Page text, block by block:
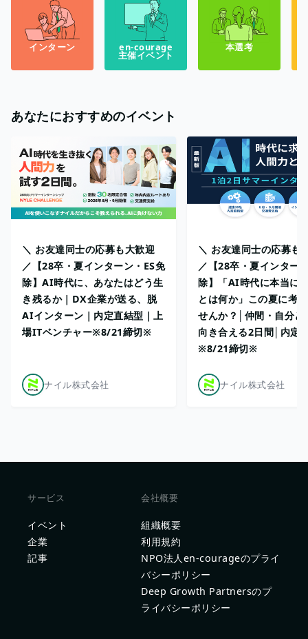
インターン en-courage
主催イベント
本選考
あなたにおすすめのイベント
＼ お友達同士の応募も大歓迎
／【28卒・夏インターン・ES免
除】AI時代に、あなたはどう生
き残るか｜DX企業が送る、脱
AIインターン｜内定直結型｜上
場ITベンチャー※8/21締切※
ナイル株式会社
＼ お友達同士の応募も
／【28卒・夏インター
除】「AI時代に本当に
とは何か」この夏に考
せんか？│仲間・自分と
向き合える2日間│内定
※8/21締切※
ナイル株式会社
サービス
イベント
企業
記事
会社概要
組織概要
利用規約
NPO法人en-courageのプライ
バシーポリシー
Deep Growth Partnersのプ
ライバシーポリシー